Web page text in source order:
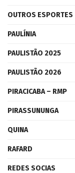
OUTROS ESPORTES
PAULÍNIA
PAULISTÃO 2025
PAULISTÃO 2026
PIRACICABA – RMP
PIRASSUNUNGA
QUINA
RAFARD
REDES SOCIAS